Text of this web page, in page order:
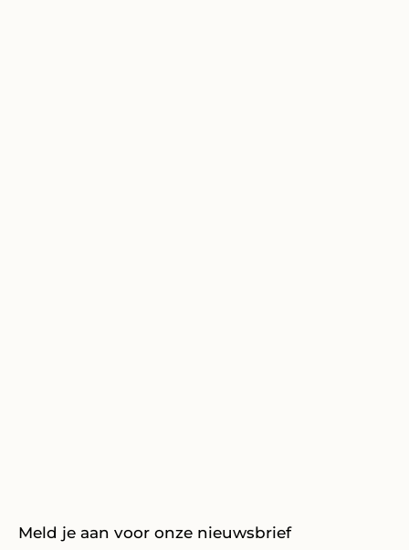
Meld je aan voor onze nieuwsbrief